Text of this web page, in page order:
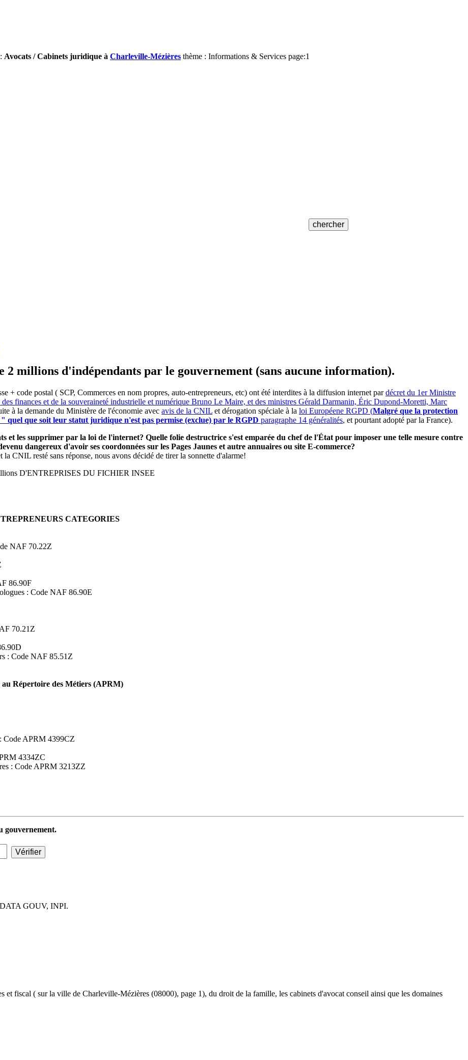
Avocats / Cabinets juridique à Charleville-Mézières thème : Informations & Services page:1
2 millions d'indépendants par le gouvernement (sans aucune information).
+ code postal ( SCP, Commerces en nom propres, auto-entrepreneurs, etc) ont été interdites à la diffusion internet pardécret du 1er Ministre
finances et de la souveraineté industrielle et numérique Bruno Le Maire, et des ministres Gérald Darmanin, Éric Dupond-Moretti, Marc
à la demande du Ministère de l'économie avec avis de la CNIL et dérogation spéciale à la loi Européene RGPD (Malgré que la protection
" quel que soit leur statut juridique n'est pas permise (exclue) par le RGPD paragraphe 14 généralités, et pourtant adopté par la France).
les supprimer par la loi de l'internet? Quelle folie destructrice s'est emparée du chef de l'État pour imposer une telle mesure contre
dangereux d'avoir ses coordonnées sur les Pages Jaunes et autre annuaires ou site E-commerce?
CNIL resté sans réponse, nous avons décidé de tirer la sonnette d'alarme!
D'ENTREPRISES DU FICHIER INSEE
CATEGORIES
NAF 70.22Z
86.90F
: Code NAF 86.90E
70.21Z
: Code NAF 85.51Z
Répertoire des Métiers (APRM)
Code APRM 4399CZ
4334ZC
: Code APRM 3213ZZ
gouvernement.
GOUV, INPI.
et fiscal ( sur la ville de Charleville-Mézières (08000), page 1), du droit de la famille, les cabinets d'avocat conseil ainsi que les domaines